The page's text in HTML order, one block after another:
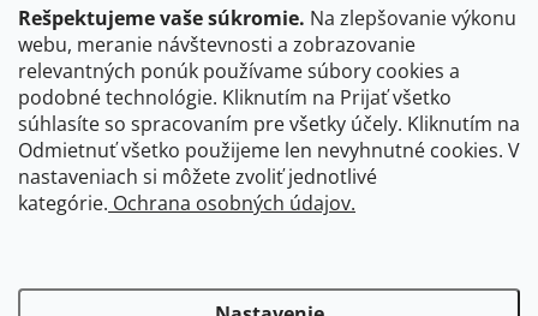
Rešpektujeme vaše súkromie. Na zlepšovanie výkonu
webu, meranie návštevnosti a zobrazovanie
relevantných ponúk používame súbory cookies a
podobné technológie. Kliknutím na Prijať všetko
súhlasíte so spracovaním pre všetky účely. Kliknutím na
Odmietnuť všetko použijeme len nevyhnutné cookies. V
nastaveniach si môžete zvoliť jednotlivé
kategórie. Ochrana osobných údajov.
údajov dostupnými na tejto stránke.
Prihlásiť sa
CBS Slovensko CBS Česko Shocart
VKÚ Mapy Harmanec
Čarovné Česko